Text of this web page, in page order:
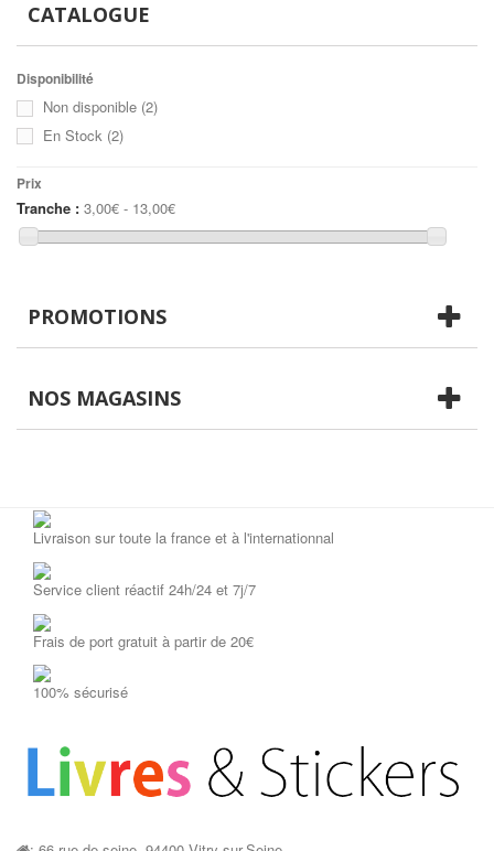
CATALOGUE
Disponibilité
Non disponible (2)
En Stock (2)
Prix
Tranche : 3,00€ - 13,00€
PROMOTIONS
NOS MAGASINS
Livraison sur toute la france et à l'internationnal
Service client réactif 24h/24 et 7j/7
Frais de port gratuit à partir de 20€
100% sécurisé